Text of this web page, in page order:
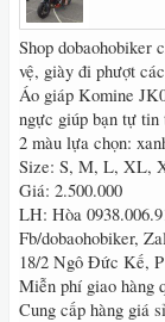
Shop dobaohobiker
vệ, giày đi phượt
Áo giáp Komine
ngực giúp bạn tự tin
2 màu lựa chọn:
Size: S, M, L, XL,
Giá: 2.500.000
LH: Hòa
Fb/dobaohobiker,
18/2 Ngô Đức Kế,
Miễn phí giao hàng
Cung cấp hàng giá